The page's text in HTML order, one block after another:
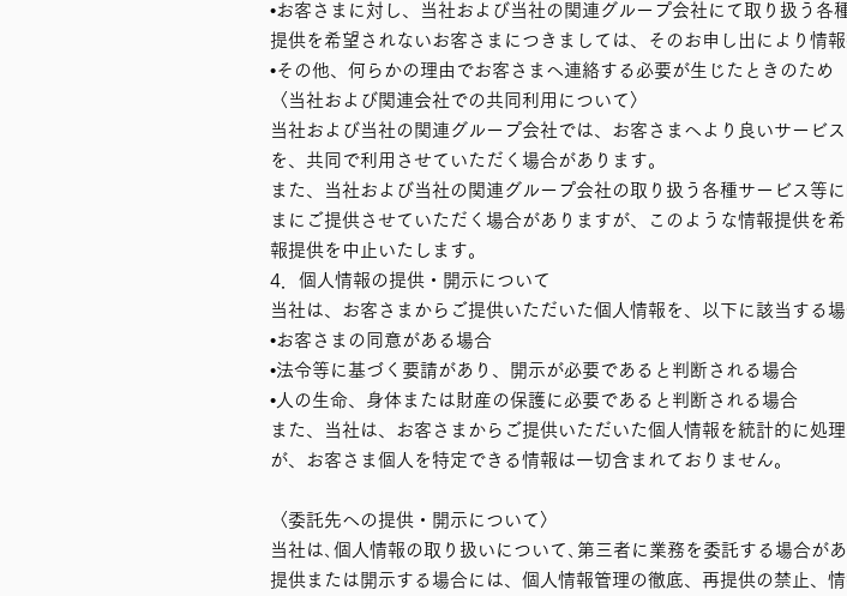
•お客さまに対し、当社および当社の関連グループ会社にて取り扱う
提供を希望されないお客さまにつきましては、そのお申し出により情
•その他、何らかの理由でお客さまへ連絡する必要が生じたときのため
〈当社および関連会社での共同利用について〉
当社および当社の関連グループ会社では、お客さまへより良いサービ
を、共同で利用させていただく場合があります。
また、当社および当社の関連グループ会社の取り扱う各種サービス等
まにご提供させていただく場合がありますが、このような情報提供を
報提供を中止いたします。
4．個人情報の提供・開示について
当社は、お客さまからご提供いただいた個人情報を、以下に該当する
•お客さまの同意がある場合
•法令等に基づく要請があり、開示が必要であると判断される場合
•人の生命、身体または財産の保護に必要であると判断される場合
また、当社は、お客さまからご提供いただいた個人情報を統計的に処
が、お客さま個人を特定できる情報は一切含まれておりません。
〈委託先への提供・開示について〉
当社は､個人情報の取り扱いについて､第三者に業務を委託する場合が
提供または開示する場合には、個人情報管理の徹底、再提供の禁止、